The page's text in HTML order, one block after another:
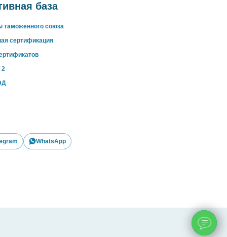
база
таможенного союза
сертификация
2
WhatsApp